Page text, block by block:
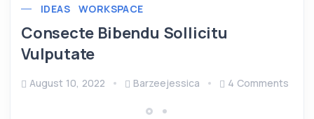
IDEAS WORKSPACE
Consecte Bibendu Sollicitu
Vulputate
August 10, 2022 Barzeejessica 4 Comments